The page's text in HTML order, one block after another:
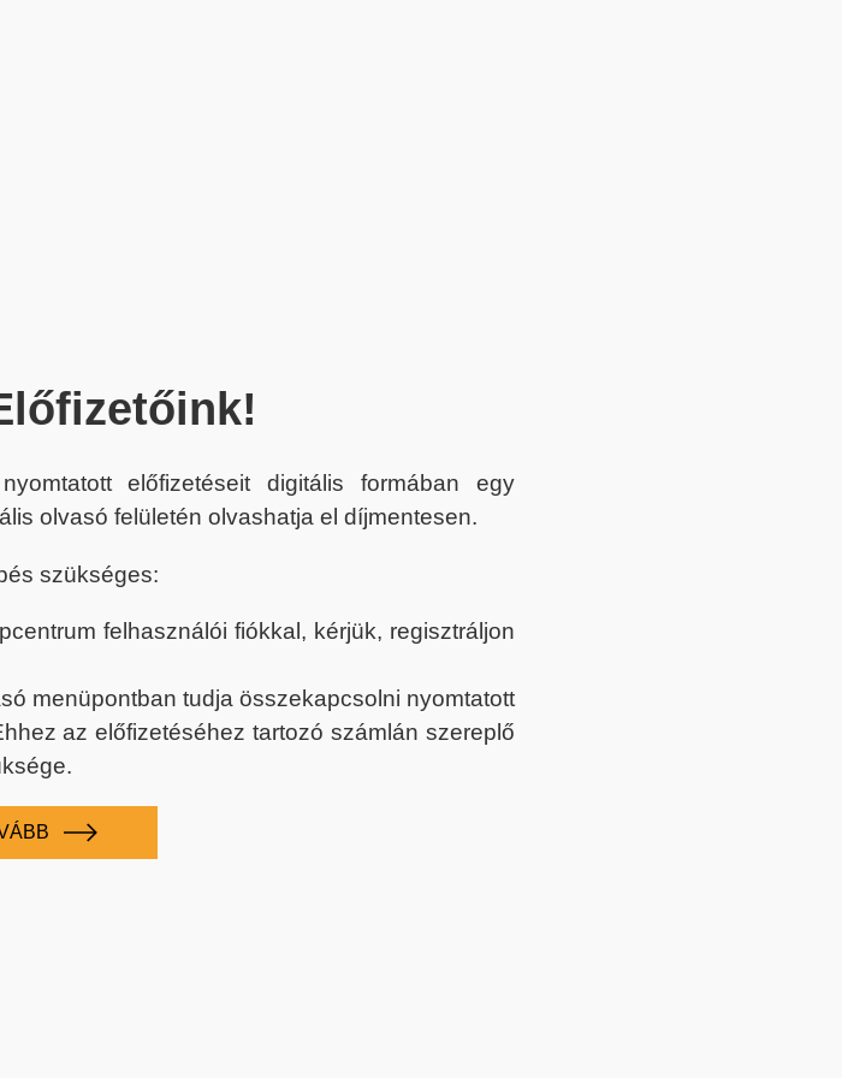
előfizetéseit digitális formában egy
olvasó felületén olvashatja el díjmentesen.
szükséges:
felhasználói fiókkal, kérjük, regisztráljon
menüpontban tudja összekapcsolni nyomtatott
az előfizetéséhez tartozó számlán szereplő